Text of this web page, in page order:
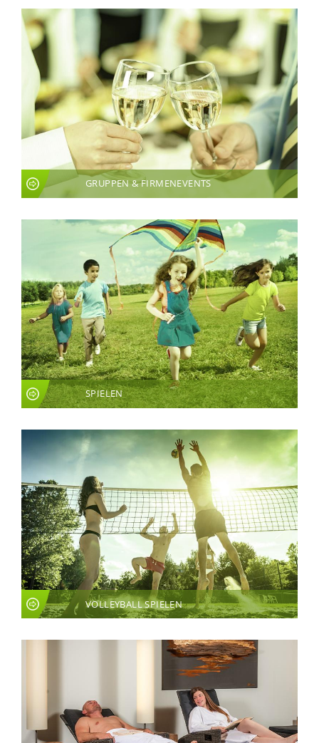
GRUPPEN & FIRMENEVENTS
SPIELEN
VOLLEYBALL SPIELEN